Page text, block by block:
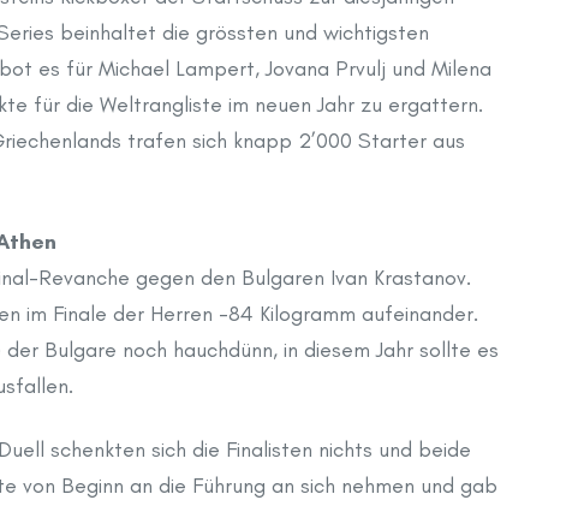
beinhaltet die grössten und wichtigsten
es für Michael Lampert, Jovana Prvulj und Milena
für die Weltrangliste im neuen Jahr zu ergattern.
trafen sich knapp 2’000 Starter aus
Revanche gegen den Bulgaren Ivan Krastanov.
im Finale der Herren -84 Kilogramm aufeinander.
Bulgare noch hauchdünn, in diesem Jahr sollte es
schenkten sich die Finalisten nichts und beide
Beginn an die Führung an sich nehmen und gab